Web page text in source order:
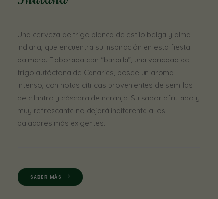
Una cerveza de trigo blanca de estilo belga y alma
indiana, que encuentra su inspiración en esta fiesta
palmera. Elaborada con “barbilla”, una variedad de
trigo autóctona de Canarias, posee un aroma
intenso, con notas cítricas provenientes de semillas
de cilantro y cáscara de naranja. Su sabor afrutado y
muy refrescante no dejará indiferente a los
paladares más exigentes.
SABER MÁS